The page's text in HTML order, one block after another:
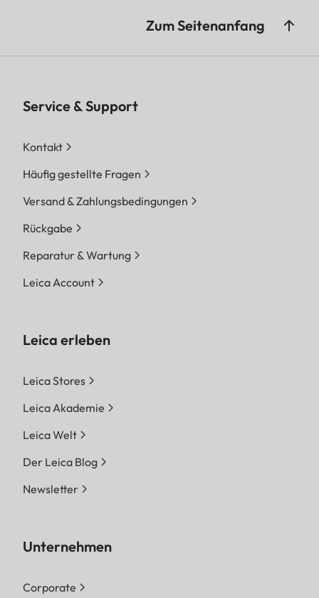
Zum Seitenanfang
Service & Support
Kontakt
Häufig gestellte Fragen
Versand & Zahlungsbedingungen
Rückgabe
Reparatur & Wartung
Leica Account
Leica erleben
Leica Stores
Leica Akademie
Leica Welt
Der Leica Blog
Newsletter
Unternehmen
Corporate